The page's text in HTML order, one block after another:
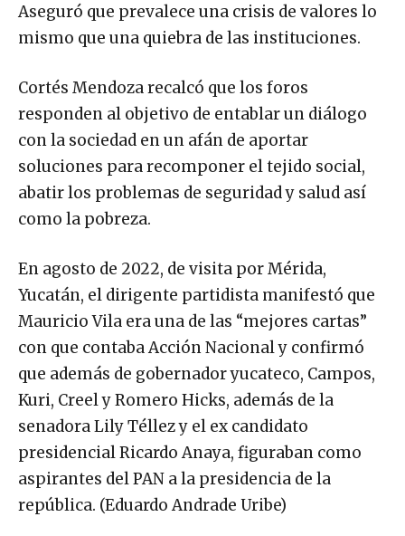
Aseguró que prevalece una crisis de valores lo
mismo que una quiebra de las instituciones.
Cortés Mendoza recalcó que los foros
responden al objetivo de entablar un diálogo
con la sociedad en un afán de aportar
soluciones para recomponer el tejido social,
abatir los problemas de seguridad y salud así
como la pobreza.
En agosto de 2022, de visita por Mérida,
Yucatán, el dirigente partidista manifestó que
Mauricio Vila era una de las “mejores cartas”
con que contaba Acción Nacional y confirmó
que además de gobernador yucateco, Campos,
Kuri, Creel y Romero Hicks, además de la
senadora Lily Téllez y el ex candidato
presidencial Ricardo Anaya, figuraban como
aspirantes del PAN a la presidencia de la
república. (Eduardo Andrade Uribe)